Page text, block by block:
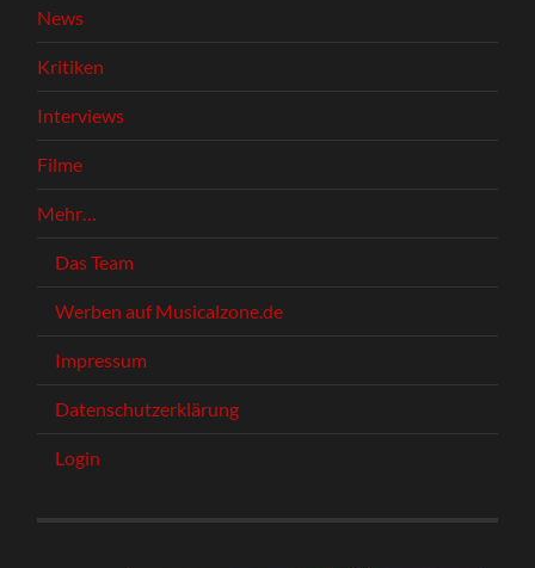
News
Kritiken
Interviews
Filme
Mehr…
Das Team
Werben auf Musicalzone.de
Impressum
Datenschutzerklärung
Login